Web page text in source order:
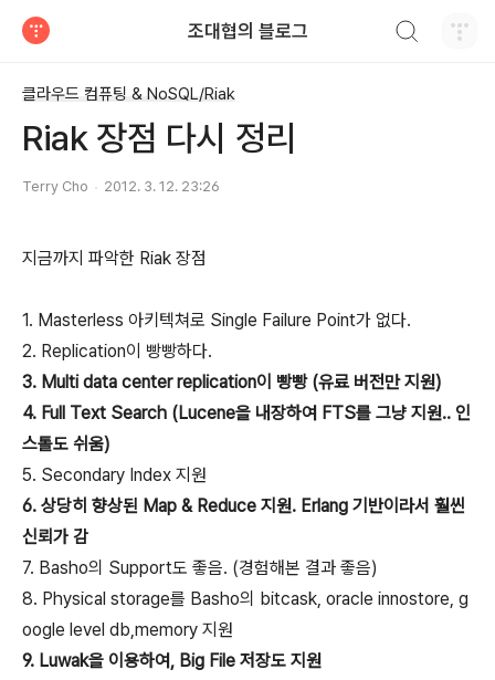
조대협의 블로그
클라우드 컴퓨팅 & NoSQL/Riak
Riak 장점 다시 정리
Terry Cho 2012. 3. 12. 23:26
지금까지 파악한 Riak 장점
1. Masterless 아키텍쳐로 Single Failure Point가 없다.
2. Replication이 빵빵하다.
3. Multi data center replication이 빵빵 (유료 버전만 지원)
4. Full Text Search (Lucene을 내장하여 FTS를 그냥 지원.. 인
스톨도 쉬움)
5. Secondary Index 지원
6. 상당히 향상된 Map & Reduce 지원. Erlang 기반이라서 훨씬
신뢰가 감
7. Basho의 Support도 좋음. (경험해본 결과 좋음)
8. Physical storage를 Basho의 bitcask, oracle innostore, g
oogle level db,memory 지원
9. Luwak을 이용하여, Big File 저장도 지원